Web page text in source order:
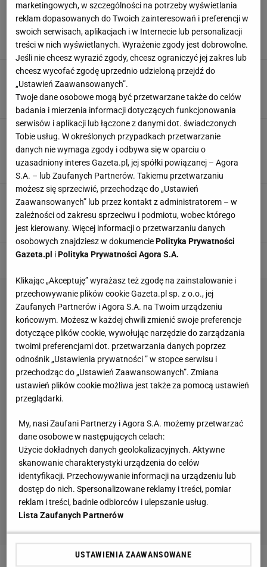
Orzechy pekan na zdrowie. Pomagają obniżyć
cholesterol, ale trzeba zachować umiar. Ile
mają kalorii?
DIETA JEDZENIE ORZECHY ORZECHY PEKAN
Miód z mniszka: właściwości i zastosowanie.
Jak zrobić miód mniszkowy samodzielnie?
DIETA MIÓD MNISZEK LEKARSKI WITAMINY
Plastry na zmarszczki nie pomagają? Wypróbuj
skuteczny produkt, który kupisz za mniej niż 5
złotych
DOMOWE SPOSOBY PORADY WITAMINA A WITAMINY
Witamina A,B,C... Czy wiesz jakie są ich pełne
nazwy? Ten quiz nie należy do najłatwiejszych!
QUIZ WIEDZY WITAMINY ZDROWIE
POPULARNE NAJNOWSZE
marketingowych, w szczególności na potrzeby wyświetlania
reklam dopasowanych do Twoich zainteresowań i preferencji w
swoich serwisach, aplikacjach i w Internecie lub personalizacji
treści w nich wyświetlanych. Wyrażenie zgody jest dobrowolne.
Jeśli nie chcesz wyrazić zgody, chcesz ograniczyć jej zakres lub
chcesz wycofać zgodę uprzednio udzieloną przejdź do
„Ustawień Zaawansowanych”.
Twoje dane osobowe mogą być przetwarzane także do celów
badania i mierzenia informacji dotyczących funkcjonowania
serwisów i aplikacji lub łączone z danymi dot. świadczonych
Tobie usług. W określonych przypadkach przetwarzanie
danych nie wymaga zgody i odbywa się w oparciu o
uzasadniony interes Gazeta.pl, jej spółki powiązanej – Agora
S.A. – lub Zaufanych Partnerów. Takiemu przetwarzaniu
możesz się sprzeciwić, przechodząc do „Ustawień
Zaawansowanych” lub przez kontakt z administratorem – w
zależności od zakresu sprzeciwu i podmiotu, wobec którego
jest kierowany. Więcej informacji o przetwarzaniu danych
osobowych znajdziesz w dokumenciePolityka Prywatności
Gazeta.pl iPolityka Prywatności Agora S.A.
Klikając „Akceptuję” wyrażasz też zgodę na zainstalowanie i
przechowywanie plików cookie Gazeta.pl sp. z o.o., jej
Zaufanych Partnerów i Agora S.A. na Twoim urządzeniu
końcowym. Możesz w każdej chwili zmienić swoje preferencje
dotyczące plików cookie, wywołując narzędzie do zarządzania
twoimi preferencjami dot. przetwarzania danych poprzez
odnośnik „Ustawienia prywatności ” w stopce serwisu i
przechodząc do „Ustawień Zaawansowanych”. Zmiana
ustawień plików cookie możliwa jest także za pomocą ustawień
przeglądarki.
My, nasi Zaufani Partnerzy i Agora S.A. możemy przetwarzać
dane osobowe w następujących celach:
Użycie dokładnych danych geolokalizacyjnych. Aktywne
skanowanie charakterystyki urządzenia do celów
identyfikacji. Przechowywanie informacji na urządzeniu lub
dostęp do nich. Spersonalizowane reklamy i treści, pomiar
reklam i treści, badnie odbiorców i ulepszanie usług.
Lista Zaufanych Partnerów
USTAWIENIA ZAAWANSOWANE